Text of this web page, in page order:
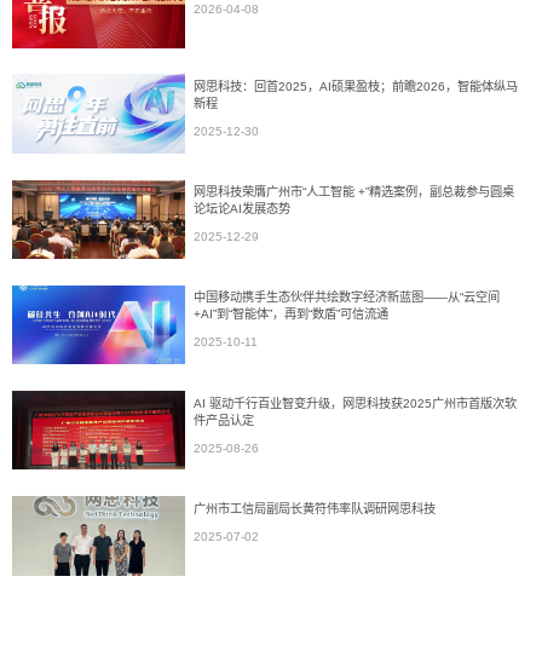
2026-04-08
网思科技：回首2025，AI硕果盈枝；前瞻2026，智能体纵马
新程
2025-12-30
网思科技荣膺广州市“人工智能 +”精选案例，副总裁参与圆桌
论坛论AI发展态势
2025-12-29
中国移动携手生态伙伴共绘数字经济新蓝图——从“云空间
+AI”到“智能体”，再到“数盾”可信流通
2025-10-11
AI 驱动千行百业智变升级，网思科技获2025广州市首版次软
件产品认定
2025-08-26
广州市工信局副局长黄符伟率队调研网思科技
2025-07-02